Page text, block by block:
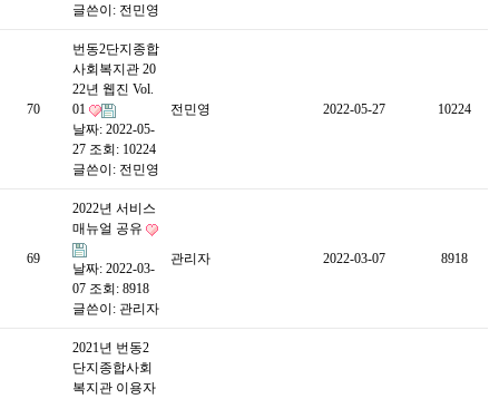
글쓴이: 전민영
70
번동2단지종합
사회복지관 20
22년 웹진 Vol.
01
날짜: 2022-05-
27 조회: 10224
글쓴이: 전민영
전민영 2022-05-27 10224
69
2022년 서비스
매뉴얼 공유
날짜: 2022-03-
07 조회: 8918
글쓴이: 관리자
관리자 2022-03-07 8918
2021년 번동2
단지종합사회
복지관 이용자